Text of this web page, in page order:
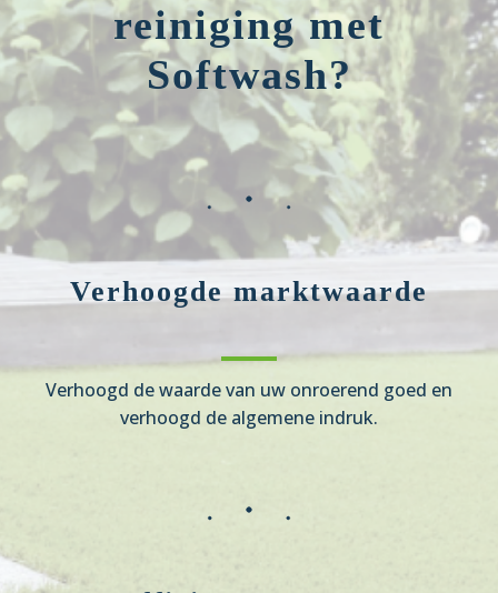
reiniging met
Softwash?
Verhoogde marktwaarde
Verhoogd de waarde van uw onroerend goed en
verhoogd de algemene indruk.